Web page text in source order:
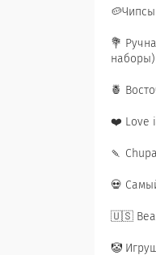
🥔Чипсы
💐
наборы)
🍍
❤️ Love
🍡
💀
🇺🇸
🤡